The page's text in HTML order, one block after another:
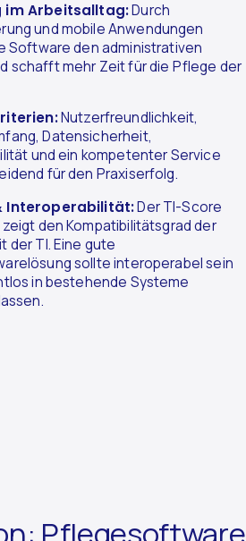
im Arbeitsalltag:Durch
und mobile Anwendungen
Software den administrativen
schafft mehr Zeit für die Pflege der
Nutzerfreundlichkeit,
Datensicherheit,
und ein kompetenter Service
für den Praxiserfolg.
Interoperabilität:Der TI-Score
den Kompatibilitätsgrad der
der TI. Eine gute
sollte interoperabel sein
in bestehende Systeme